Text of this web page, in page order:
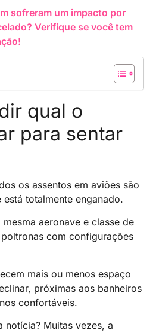
sofreram um impacto por
Verifique se você tem
qual o
para sentar
os assentos em aviões são
totalmente enganado.
aeronave e classe de
com configurações
mais ou menos espaço
próximas aos banheiros
confortáveis.
notícia? Muitas vezes, a